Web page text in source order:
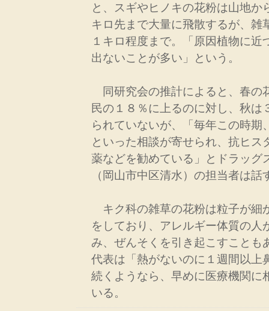
と、スギやヒノキの花粉は山地か
キロ先まで大量に飛散するが、雑
１キロ程度まで。「原因植物に近
出ないことが多い」という。
同研究会の推計によると、春の
民の１８％に上るのに対し、秋は
られていないが、「毎年この時期
といった相談が寄せられ、抗ヒス
薬などを勧めている」とドラッグ
（岡山市中区清水）の担当者は話
キク科の雑草の花粉は粒子が細
をしており、アレルギー体質の人
み、ぜんそくを引き起こすことも
代表は「熱がないのに１週間以上
続くようなら、早めに医療機関に
いる。